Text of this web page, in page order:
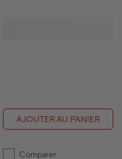
AJOUTER AU PANIER
Comparer